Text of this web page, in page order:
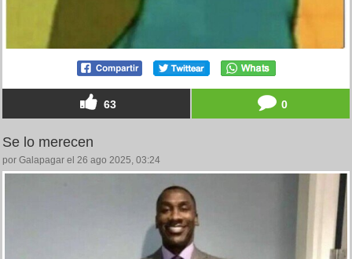
63 0
Se lo merecen
por Galapagar el 26 ago 2025, 03:24